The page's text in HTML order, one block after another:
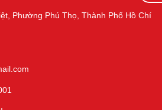
Phường Phú Thọ, Thành Phố Hồ Chí